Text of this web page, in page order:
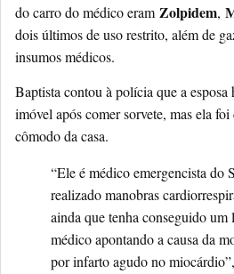
do carro do médico eram Zolpidem,
dois últimos de uso restrito, além de
insumos médicos.
Baptista contou à polícia que a
imóvel após comer sorvete, mas ela
cômodo da casa.
“Ele é médico emergencista do
realizado manobras
ainda que tenha conseguido um
médico apontando a causa da
por infarto agudo no